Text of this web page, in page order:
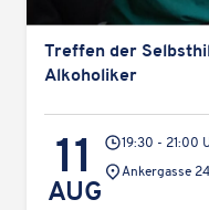
Treffen der
Alkoholiker
11
AUG
19:30 - 21:00
Veranstaltungsort:
Ankergasse 24